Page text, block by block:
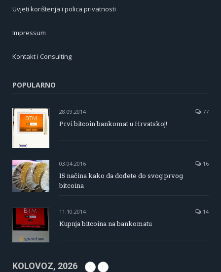
Uvjeti korištenja i polica privatnosti
Impressum
Kontakt i Consulting
POPULARNO
28.09.2014 77
Prvi bitcoin bankomat u Hrvatskoj!
03.04.2016 16
15 načina kako da dođete do svog prvog
bitcoina
11.10.2014 14
Kupnja bitcoina na bankomatu
KOLOVOZ, 2026